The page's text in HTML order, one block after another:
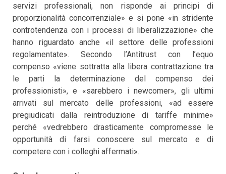
servizi professionali, non risponde ai principi di
proporzionalità concorrenziale» e si pone «in stridente
controtendenza con i processi di liberalizzazione» che
hanno riguardato anche «il settore delle professioni
regolamentate». Secondo l’Antitrust con l’equo
compenso «viene sottratta alla libera contrattazione tra
le parti la determinazione del compenso dei
professionisti», e «sarebbero i newcomer», gli ultimi
arrivati sul mercato delle professioni, «ad essere
pregiudicati dalla reintroduzione di tariffe minime»
perché «vedrebbero drasticamente compromesse le
opportunità di farsi conoscere sul mercato e di
competere con i colleghi affermati».